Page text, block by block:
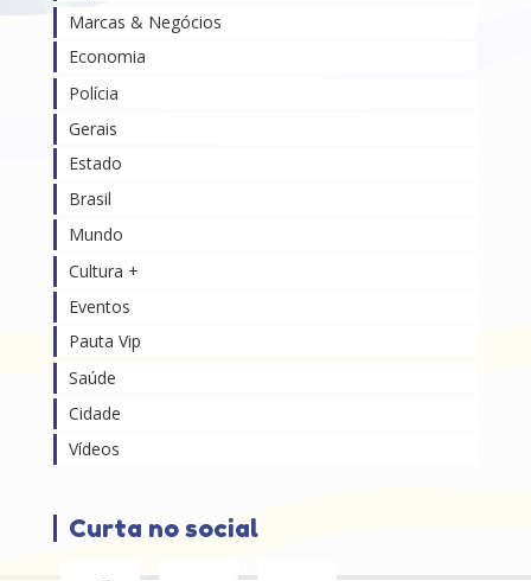
Marcas & Negócios
Economia
Polícia
Gerais
Estado
Brasil
Mundo
Cultura +
Eventos
Pauta Vip
Saúde
Cidade
Vídeos
Curta no social